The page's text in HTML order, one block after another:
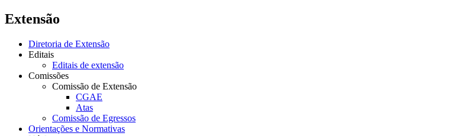
Extensão
Diretoria de Extensão
Editais
Editais de extensão
Comissões
Comissão de Extensão
CGAE
Atas
Comissão de Egressos
Orientações e Normativas